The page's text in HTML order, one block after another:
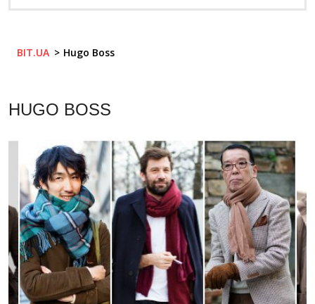
BIT.UA Hugo Boss
HUGO BOSS